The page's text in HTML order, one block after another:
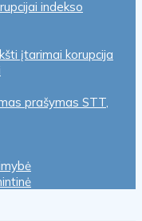
indekso
įtarimai korupcija
prašymas STT,